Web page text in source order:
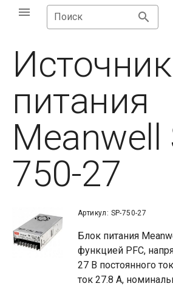
Поиск
Источник
питания
Meanwell
750-27
Артикул: SP-750-27
Блок питания
функцией PFC,
27 В постоянного
ток 27.8 А,